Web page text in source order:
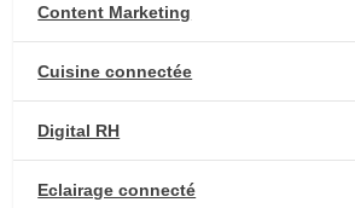
Content Marketing
Cuisine connectée
Digital RH
Eclairage connecté